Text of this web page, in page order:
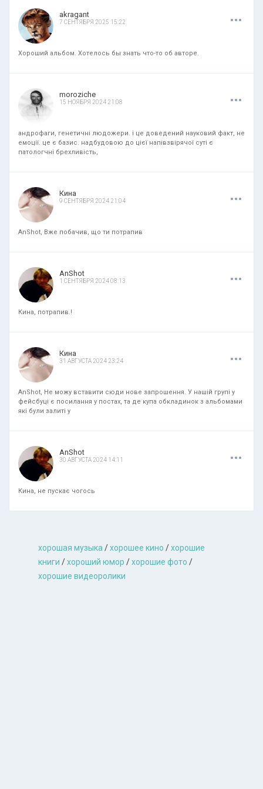
akragant
7 СЕНТЯБРЯ 2025 15:22 ...
Хороший альбом. Хотелось бы знать что-то об авторе.
moroziche
15 НОЯБРЯ 2024 21:08 ...
андрофаги, генетичні людожери. і це доведений науковий факт, не
емоції. це є базис. надбудовою до цієї напівзвірячої суті є
патологчні брехливість,
Кина
9 СЕНТЯБРЯ 2024 21:04 ...
AnShot, Вже побачив, що ти потрапив
AnShot
1 СЕНТЯБРЯ 2024 08:13 ...
Кина, потрапив.!
Кина
31 АВГУСТА 2024 23:24 ...
AnShot, Не можу вставити сюди нове запрошення. У нашій групі у
фейсбуці є посилання у постах, та де купа обкладинок з альбомами
які були залиті у
AnShot
30 АВГУСТА 2024 14:11 ...
Кина, не пускає чогось
хорошая музыкa /хорошее кино /хорошие
книги /хороший юмор /хорошие фото /
хорошие видеоролики